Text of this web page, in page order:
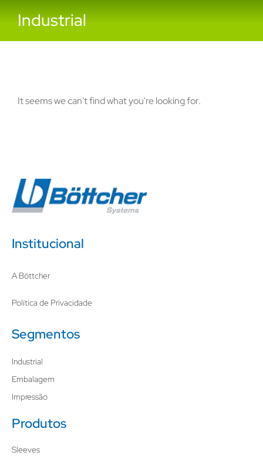
Industrial
It seems we can't find what you're looking for.
Institucional
A Böttcher
Política de Privacidade
Segmentos
Industrial
Embalagem
Impressão
Produtos
Sleeves